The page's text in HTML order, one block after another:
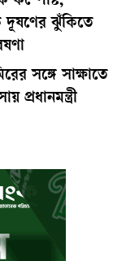
দূষণের ঝুঁকিতে
সঙ্গে সাক্ষাতে
প্রধানমন্ত্রী